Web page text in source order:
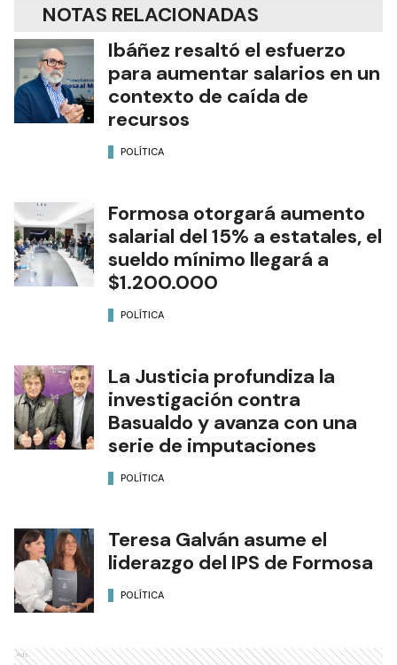
NOTAS RELACIONADAS
Ibáñez resaltó el esfuerzo
para aumentar salarios en un
contexto de caída de
recursos
POLÍTICA
Formosa otorgará aumento
salarial del 15% a estatales, el
sueldo mínimo llegará a
$1.200.000
POLÍTICA
La Justicia profundiza la
investigación contra
Basualdo y avanza con una
serie de imputaciones
POLÍTICA
Teresa Galván asume el
liderazgo del IPS de Formosa
POLÍTICA
Ads